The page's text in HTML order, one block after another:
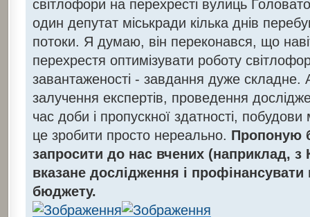
світлофори на перехресті вулиць
один депутат міськради кілька днів
потоки. Я думаю, він переконався, що
перехрестя оптимізувати роботу
завантаженості - завдання дуже складне.
залучення експертів, проведення
час доби і пропускної здатності,
це зробити просто нереально. Пропоную
запросити до нас вчених (наприклад, з
вказане дослідження і профінансувати
бюджету.